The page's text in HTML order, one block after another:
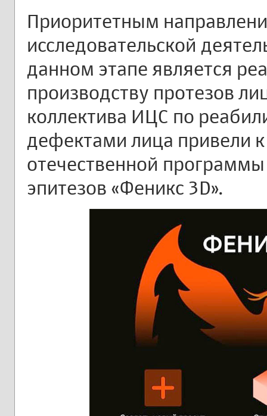
Приоритетным
исследовательской
данном этапе является
производству протезов
коллектива ИЦС по
дефектами лица привели
отечественной
эпитезов «Феникс 3D».